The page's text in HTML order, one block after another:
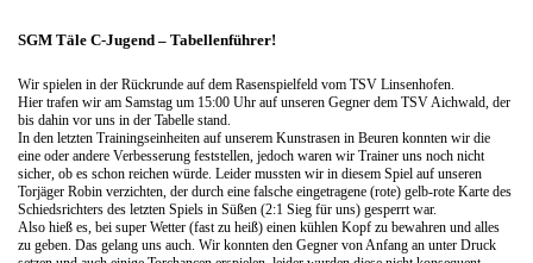
SGM Täle C-Jugend – Tabellenführer!
Wir spielen in der Rückrunde auf dem Rasenspielfeld vom TSV Linsenhofen.
Hier trafen wir am Samstag um 15:00 Uhr auf unseren Gegner dem TSV Aichwald, der
bis dahin vor uns in der Tabelle stand.
In den letzten Trainingseinheiten auf unserem Kunstrasen in Beuren konnten wir die
eine oder andere Verbesserung feststellen, jedoch waren wir Trainer uns noch nicht
sicher, ob es schon reichen würde. Leider mussten wir in diesem Spiel auf unseren
Torjäger Robin verzichten, der durch eine falsche eingetragene (rote) gelb-rote Karte des
Schiedsrichters des letzten Spiels in Süßen (2:1 Sieg für uns) gesperrt war.
Also hieß es, bei super Wetter (fast zu heiß) einen kühlen Kopf zu bewahren und alles
zu geben. Das gelang uns auch. Wir konnten den Gegner von Anfang an unter Druck